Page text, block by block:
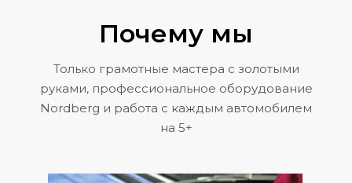
Почему мы
Только грамотные мастера с золотыми
руками, профессиональное оборудование
Nordberg и работа с каждым автомобилем
на 5+